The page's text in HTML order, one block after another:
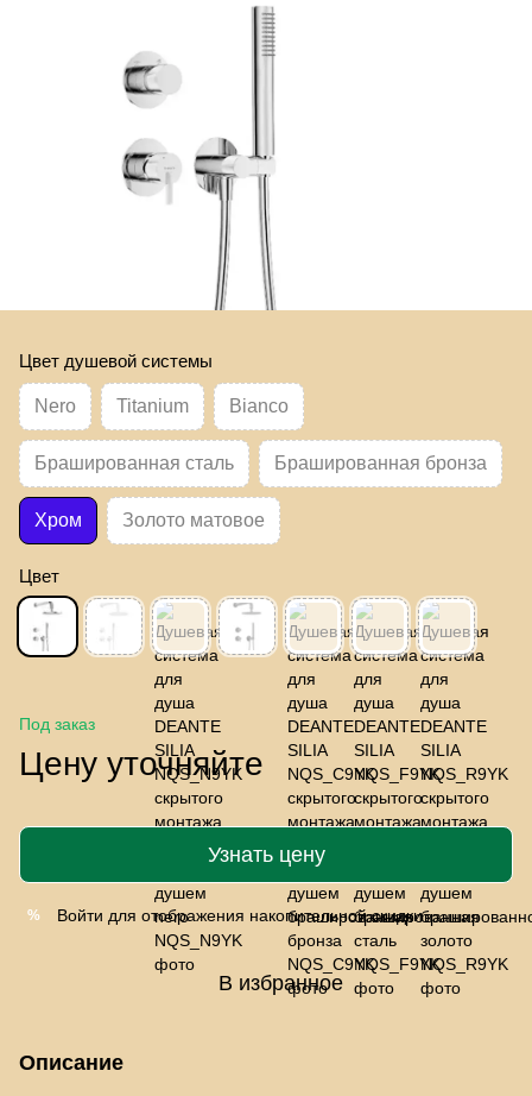
Цвет душевой системы
Nero Titanium Bianco
Брашированная сталь Брашированная бронза
Хром Золото матовое
Цвет
Под заказ
Цену уточняйте
Узнать цену
% Войти для отображения накопительной скидки
В избранное
Описание